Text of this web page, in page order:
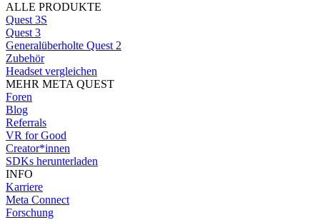
ALLE PRODUKTE
Quest 3S
Quest 3
Generalüberholte Quest 2
Zubehör
Headset vergleichen
MEHR META QUEST
Foren
Blog
Referrals
VR for Good
Creator*innen
SDKs herunterladen
INFO
Karriere
Meta Connect
Forschung